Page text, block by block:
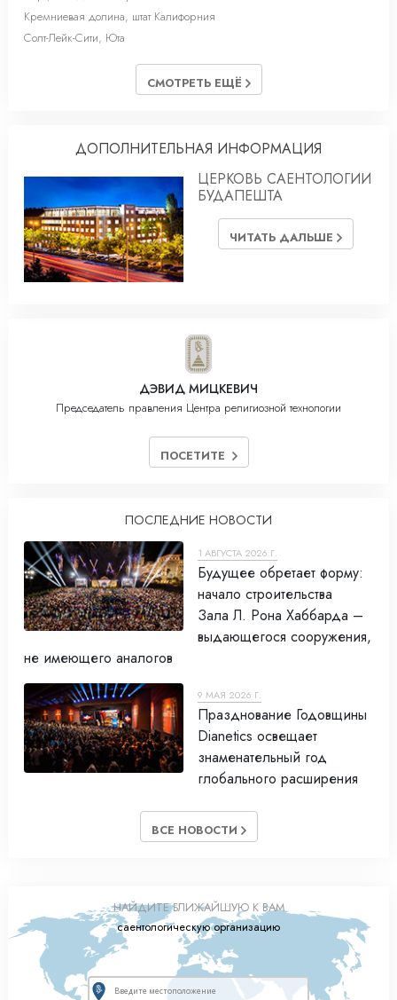
Кремниевая долина, штат Калифорния
Солт-Лейк-Cити, Юта
СМОТРЕТЬ ЕЩЁ
ДОПОЛНИТЕЛЬНАЯ ИНФОРМАЦИЯ
ЦЕРКОВЬ САЕНТОЛОГИИ
БУДАПЕШТА
ЧИТАТЬ ДАЛЬШЕ
ДЭВИД МИЦКЕВИЧ
Председатель правления Центра религиозной технологии
ПОСЕТИТЕ
ПОСЛЕДНИЕ НОВОСТИ
1 АВГУСТА 2026 Г.
Будущее обретает форму:
начало строительства
Зала Л. Рона Хаббарда –
выдающегося сооружения,
не имеющего аналогов
9 МАЯ 2026 Г.
Празднование Годовщины
Dianetics освещает
знаменательный год
глобального расширения
ВСЕ НОВОСТИ
НАЙДИТЕ БЛИЖАЙШУЮ К ВАМ
саентологическую организацию